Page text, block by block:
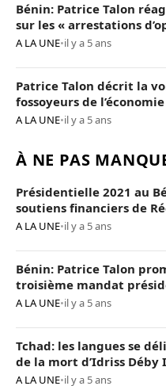
Bénin: Patrice Talon
sur les « arrestations
A LA UNE•il y a 5 ans
Patrice Talon décrit la
fossoyeurs de
A LA UNE•il y a 5 ans
À NE PAS
Présidentielle 2021 au
soutiens financiers de
A LA UNE•il y a 5 ans
Bénin: Patrice Talon
troisième mandat
A LA UNE•il y a 5 ans
Tchad: les langues se
de la mort d’Idriss Déby
A LA UNE•il y a 5 ans